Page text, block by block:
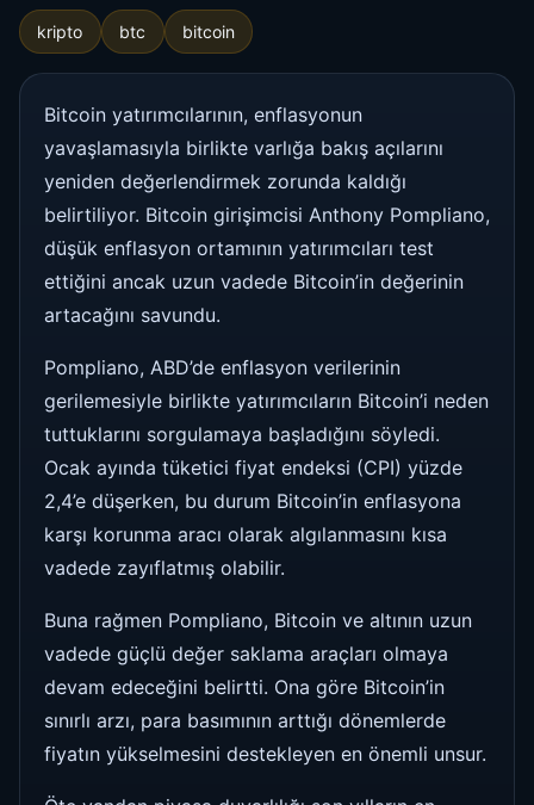
kripto btc bitcoin
Bitcoin yatırımcılarının, enflasyonun
yavaşlamasıyla birlikte varlığa bakış açılarını
yeniden değerlendirmek zorunda kaldığı
belirtiliyor. Bitcoin girişimcisi Anthony Pompliano,
düşük enflasyon ortamının yatırımcıları test
ettiğini ancak uzun vadede Bitcoin’in değerinin
artacağını savundu.
Pompliano, ABD’de enflasyon verilerinin
gerilemesiyle birlikte yatırımcıların Bitcoin’i neden
tuttuklarını sorgulamaya başladığını söyledi.
Ocak ayında tüketici fiyat endeksi (CPI) yüzde
2,4’e düşerken, bu durum Bitcoin’in enflasyona
karşı korunma aracı olarak algılanmasını kısa
vadede zayıflatmış olabilir.
Buna rağmen Pompliano, Bitcoin ve altının uzun
vadede güçlü değer saklama araçları olmaya
devam edeceğini belirtti. Ona göre Bitcoin’in
sınırlı arzı, para basımının arttığı dönemlerde
fiyatın yükselmesini destekleyen en önemli unsur.